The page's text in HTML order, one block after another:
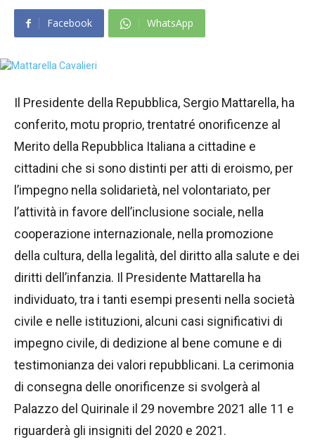
Facebook WhatsApp
Il Presidente della Repubblica, Sergio Mattarella, ha
conferito, motu proprio, trentatré onorificenze al
Merito della Repubblica Italiana a cittadine e
cittadini che si sono distinti per atti di eroismo, per
l’impegno nella solidarietà, nel volontariato, per
l’attività in favore dell’inclusione sociale, nella
cooperazione internazionale, nella promozione
della cultura, della legalità, del diritto alla salute e dei
diritti dell’infanzia. Il Presidente Mattarella ha
individuato, tra i tanti esempi presenti nella società
civile e nelle istituzioni, alcuni casi significativi di
impegno civile, di dedizione al bene comune e di
testimonianza dei valori repubblicani. La cerimonia
di consegna delle onorificenze si svolgerà al
Palazzo del Quirinale il 29 novembre 2021 alle 11 e
riguarderà gli insigniti del 2020 e 2021.